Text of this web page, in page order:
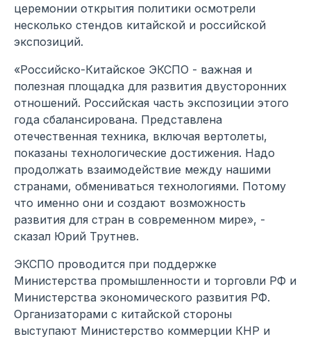
церемонии открытия политики осмотрели
несколько стендов китайской и российской
экспозиций.
«Российско-Китайское ЭКСПО - важная и
полезная площадка для развития двусторонних
отношений. Российская часть экспозиции этого
года сбалансирована. Представлена
отечественная техника, включая вертолеты,
показаны технологические достижения. Надо
продолжать взаимодействие между нашими
странами, обмениваться технологиями. Потому
что именно они и создают возможность
развития для стран в современном мире», -
сказал Юрий Трутнев.
ЭКСПО проводится при поддержке
Министерства промышленности и торговли РФ и
Министерства экономического развития РФ.
Организаторами с китайской стороны
выступают Министерство коммерции КНР и